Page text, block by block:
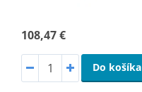
108,47 €
Do košíka